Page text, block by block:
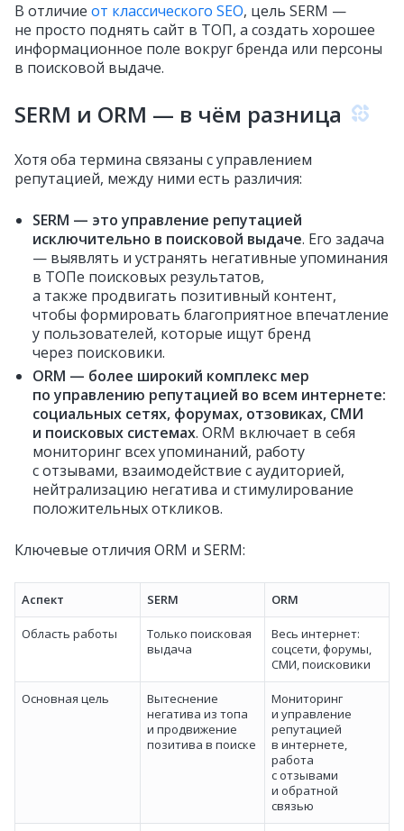
В отличие от классического SEO, цель SERM —
не просто поднять сайт в ТОП, а создать хорошее
информационное поле вокруг бренда или персоны
в поисковой выдаче.
SERM и ORM — в чём разница
Хотя оба термина связаны с управлением
репутацией, между ними есть различия:
SERM — это управление репутацией
исключительно в поисковой выдаче. Его задача
— выявлять и устранять негативные упоминания
в ТОПе поисковых результатов,
а также продвигать позитивный контент,
чтобы формировать благоприятное впечатление
у пользователей, которые ищут бренд
через поисковики.
ORM — более широкий комплекс мер
по управлению репутацией во всем интернете:
социальных сетях, форумах, отзовиках, СМИ
и поисковых системах. ORM включает в себя
мониторинг всех упоминаний, работу
с отзывами, взаимодействие с аудиторией,
нейтрализацию негатива и стимулирование
положительных откликов.
Ключевые отличия ORM и SERM:
Аспект SERM ORM
Область работы
Только поисковая
выдача
Весь интернет:
соцсети, форумы,
СМИ, поисковики
Основная цель
Вытеснение
негатива из топа
и продвижение
позитива в поиске
Мониторинг
и управление
репутацией
в интернете,
работа
с отзывами
и обратной
связью